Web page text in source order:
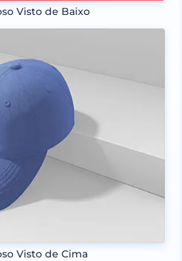
Visto de Baixo
Visto de Cima